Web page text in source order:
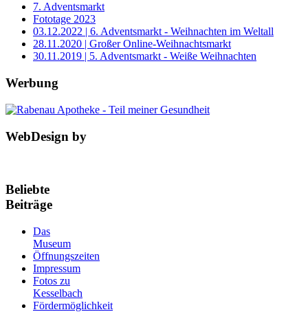
7. Adventsmarkt
Fototage 2023
03.12.2022 | 6. Adventsmarkt - Weihnachten im Weltall
28.11.2020 | Großer Online-Weihnachtsmarkt
30.11.2019 | 5. Adventsmarkt - Weiße Weihnachten
Werbung
WebDesign by
Beliebte
Beiträge
Das
Museum
Öffnungszeiten
Impressum
Fotos zu
Kesselbach
Fördermöglichkeit